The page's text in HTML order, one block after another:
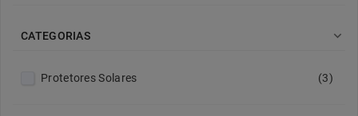
CATEGORIAS 
Protetores Solares (3)